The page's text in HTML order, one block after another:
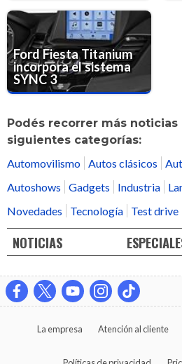
Ford Fiesta Titanium
incorpora el sistema
SYNC 3
Podés recorrer más
siguientes categorías:
Automovilismo Autos clásicos
Autoshows
Gadgets Industria
Novedades
Tecnología Test drive
NOTICIAS
La empresa Atención al cliente